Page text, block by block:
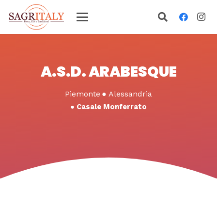
A.S.D. ARABESQUE
Piemonte ● Alessandria
● Casale Monferrato